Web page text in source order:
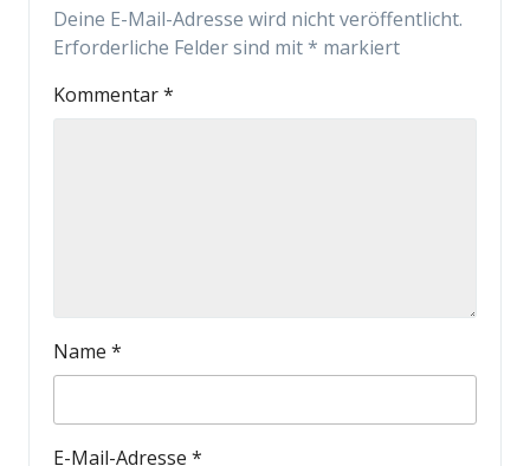
Deine E-Mail-Adresse wird nicht veröffentlicht.
Erforderliche Felder sind mit* markiert
Kommentar*
Name *
E-Mail-Adresse *